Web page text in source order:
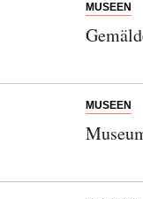
MUSEEN
MUSEEN